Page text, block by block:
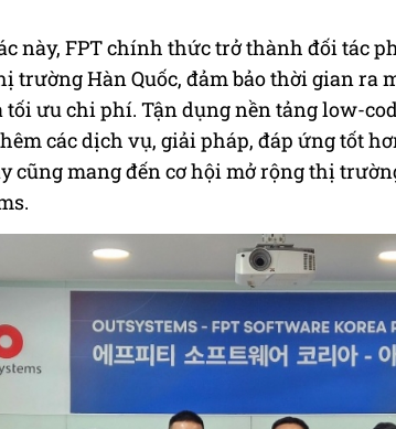
này, FPT chính thức trở thành đối tác
trường Hàn Quốc, đảm bảo thời gian ra
ưu chi phí. Tận dụng nền tảng low-
các dịch vụ, giải pháp, đáp ứng tốt
cũng mang đến cơ hội mở rộng thị